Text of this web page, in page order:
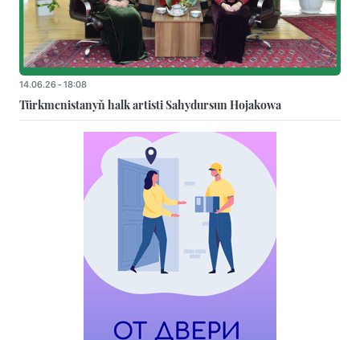
14.06.26 - 18:08
Türkmenistanyň halk artisti Sahydursun Hojakowa